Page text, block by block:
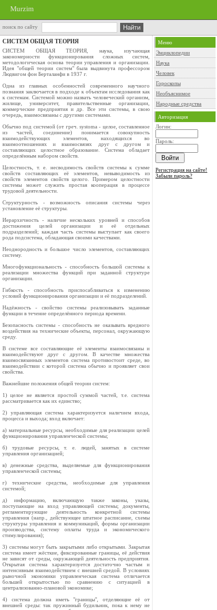
Murzim
поиск по сайту
СИСТЕМ ОБЩАЯ ТЕОРИЯ
СИСТЕМ ОБЩАЯ ТЕОРИЯ, наука, изучающая
закономерности функционирования сложных систем,
методологическая основа теории управления и организации.
Идея "общей теории систем" была выдвинута профессором
Людвигом фон Берталанфи в 1937 г.
Одна из главных особенностей современного научного
познания заключается в подходе к объектам исследования как
к системам. Системой можно назвать человеческий организм,
жилище, университет, правительственные организации,
коммерческие предприятия и др. Все эти системы, в свою
очередь, взаимосвязаны с другими системами.
Обычно под системой (от греч. systоma - целое, составленное
из частей, соединение) понимается совокупность
взаимодействующих элементов, находящихся во
взаимоотношениях и взаимосвязях друг с другом и
составляющих целостное образование. Система обладает
определённым набором свойств.
Целостность, т. е. несводимость свойств системы к сумме
свойств составляющих её элементов, невыводимость из
свойств элементов свойств целого. Примером целостности
системы может служить простая кооперация в процессе
трудовой деятельности.
Структурность - возможность описания системы через
установление её структуры.
Иерархичность - наличие нескольких уровней и способов
достижения целей организации и её отдельных
подразделений; каждая часть системы выступает как своего
рода подсистема, обладающая своими качествами.
Неоднородность и большое число элементов, составляющих
систему.
Многофункциональность - способность большой системы к
реализации множества функций при заданной структуре
организации.
Гибкость - способность приспосабливаться к изменению
условий функционирования организации и её подразделений.
Надёжность - свойство системы реализовывать заданные
функции в течение определённого периода времени.
Безопасность системы - способность не оказывать вредного
воздействия на технические объекты, персонал, окружающую
среду.
В системе все составляющие её элементы взаимосвязаны и
взаимодействуют друг с другом. В качестве множества
взаимосвязанных элементов система противостоит среде, во
взаимодействии с которой система обычно и проявляет свои
свойства.
Важнейшие положения общей теории систем:
1) целое не является простой суммой частей, т.е. система
рассматривается как их единство;
2) управляющая система характеризуется наличием входа,
процесса и выхода; вход включает:
а) материальные ресурсы, необходимые для реализации целей
функционирования управленческой системы;
б) трудовые ресурсы, т. е. людей, занятых в системе
управления организацией;
в) денежные средства, выделяемые для функционирования
управленческой системы;
г) технические средства, необходимые для управления
системой;
д) информацию, включающую также законы, указы,
поступающие на вход управляющей системы; документы,
регламентирующие деятельность конкретной системы
управления (напр., действующее штатное расписание, схемы
структуры управления и коммуникаций, формы организации
производства, систему оплаты труда и экономического
стимулирования);
3) системы могут быть закрытыми либо открытыми. Закрытая
система имеет жёсткие, фиксированные границы, её действия
не зависят от среды, окружающей деятельность предприятия.
Открытая система характеризуется достаточно частым и
интенсивным взаимодействием с внешней средой. В условиях
рыночной экономики управленческая система отличается
большей открытостью по сравнению с ситуацией в
централизованно-плановой экономике;
4) система должна иметь "границы", отделяющие её от
внешней среды: так пружинный будильник, пока к нему не
Меню
Энциклопедии
Наука
Человек
Гороскопы
Необъяснимое
Народные средства
Авторизация
Логин:
Пароль:
Регистрация на сайте!
Забыли пароль?